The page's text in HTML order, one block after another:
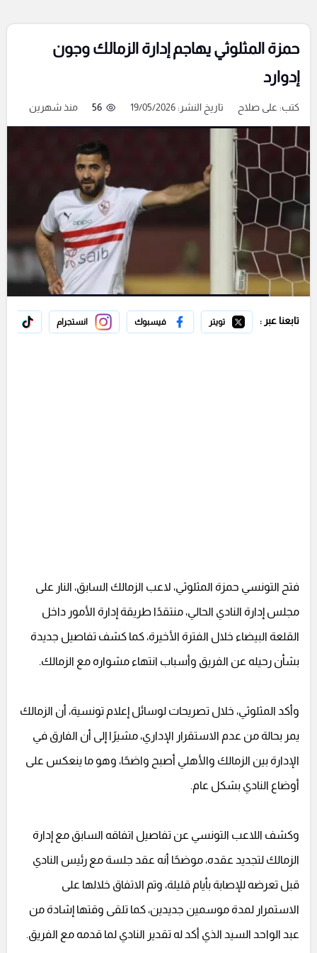
حمزة المثلوثي يهاجم إدارة الزمالك وجون
إدوارد
كتب: على صلاح تاريخ النشر: 19/05/2026 56 منذ شهرين
تابعنا عبر : تويتر فيسبوك انستجرام
فتح التونسي حمزة المثلوثي، لاعب الزمالك السابق، النار على
مجلس إدارة النادي الحالي، منتقدًا طريقة إدارة الأمور داخل
القلعة البيضاء خلال الفترة الأخيرة، كما كشف تفاصيل جديدة
بشأن رحيله عن الفريق وأسباب انتهاء مشواره مع الزمالك.
وأكد المثلوثي، خلال تصريحات لوسائل إعلام تونسية، أن الزمالك
يمر بحالة من عدم الاستقرار الإداري، مشيرًا إلى أن الفارق في
الإدارة بين الزمالك والأهلي أصبح واضحًا، وهو ما ينعكس على
أوضاع النادي بشكل عام.
وكشف اللاعب التونسي عن تفاصيل اتفاقه السابق مع إدارة
الزمالك لتجديد عقده، موضحًا أنه عقد جلسة مع رئيس النادي
قبل تعرضه للإصابة بأيام قليلة، وتم الاتفاق خلالها على
الاستمرار لمدة موسمين جديدين، كما تلقى وقتها إشادة من
عبد الواحد السيد الذي أكد له تقدير النادي لما قدمه مع الفريق.